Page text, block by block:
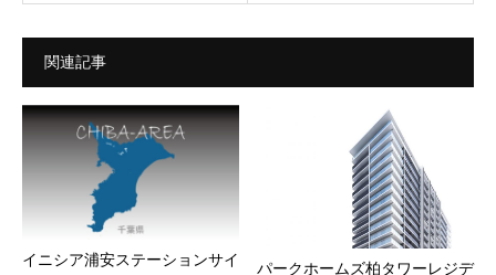
関連記事
イニシア浦安ステーションサイ
パークホームズ柏タワーレジデ